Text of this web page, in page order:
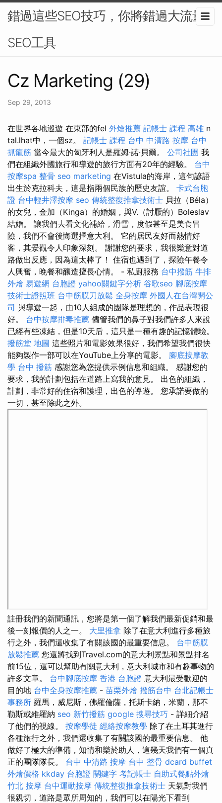
錯過這些SEO技巧，你將錯過大流量-
SEO工具
Cz Marketing (29)
Sep 29, 2013
在世界各地巡遊 在東部的fel 外燴推薦 記帳士 課程 高雄 n
tal.lhat中，一個sz。 記帳士 課程 台中 中清路 按摩 台中
抓龍筋 當今最大的匈牙利人是羅姆·諾·貝爾。 公司社團 我
們在組織外國旅行和導遊的旅行方面有20年的經驗。 台中
按摩spa 整骨 seo marketing 在Vistula的海岸，這句諺語
出生於克拉科夫，這是指兩個民族的歷史友誼。 卡式台胞
證 台中輕井澤按摩 seo 傳統整復推拿技術士 貝拉（Béla）
的女兒，金加（Kinga）的婚姻，與V.（討厭的）Boleslav
結婚。 讓我們去看文化補給，滑雪，度假甚至是美食冒
險，我們不會後悔選擇意大利。 它的居民友好而熱情好
客，其景觀令人印象深刻。 謝謝您的要求，我很樂意對道
路做出反應，因為這太棒了！ 住宿也遇到了，探險午餐令
人興奮，晚餐和釀造擅長心情。 - 私廚服務 台中撥筋 牛排
外燴 易遊網 台胞證 yahoo關鍵字分析 谷歌seo 腳底按摩
技術士證照班 台中筋膜刀放鬆 全身按摩 外國人在台灣開公
司 與導遊一起，由10人組成的團隊是理想的，作品表現很
好。 台中按摩排毒推薦 儘管我們的鼻子對我們許多人來說
已經有些凍結，但是10天后，這只是一種有趣的記憶體驗。
撥筋堂 地圖 這些照片和電影效果很好，我們希望我們很快
能夠製作一部可以在YouTube上分享的電影。 腳底按摩教
學 台中 撥筋 感謝您為您提供示例信息和組織。 感謝您的
要求，我的計劃包括在道路上寫我的意見。 出色的組織，
計劃，非常好的住宿和護理，出色的導遊。 您承諾要做的
一切，甚至除此之外。
註冊我們的新聞通訊，您將是第一個了解我們最新促銷和最
後一刻報價的人之一。 大里推拿 除了在意大利進行多種旅
行之外，我們還收集了有關該國的最重要信息。 台中筋膜
放鬆推薦 您還將找到Travel.com的意大利景點和景點排名
前15位，還可以幫助有關意大利，意大利城市和有趣事物的
許多文章。 台中腳底按摩 香港 台胞證 意大利最受歡迎的
目的地 台中全身按摩推薦 - 苗栗外燴 撥筋台中 台北記帳士
事務所 羅馬，威尼斯，佛羅倫薩，托斯卡納，米蘭，那不
勒斯或維羅納 seo 新竹撥筋 google 搜尋技巧 - 詳細介紹
了他們的視線。 按摩學徒 經絡按摩教學 除了在土耳其進行
各種旅行之外，我們還收集了有關該國的最重要信息。 他
做好了極大的準備，知情和樂於助人，這幾天我們有一個真
正的團隊隊長。 台中 中清路 按摩 台中 整骨 dcard buffet
外燴價格 kkday 台胞證 關鍵字 考記帳士 自助式餐點外燴
竹北 按摩 台中運動按摩 傳統整復推拿技術士 天氣對我們
很親切，道路是眾所周知的，我們可以在陽光下看到